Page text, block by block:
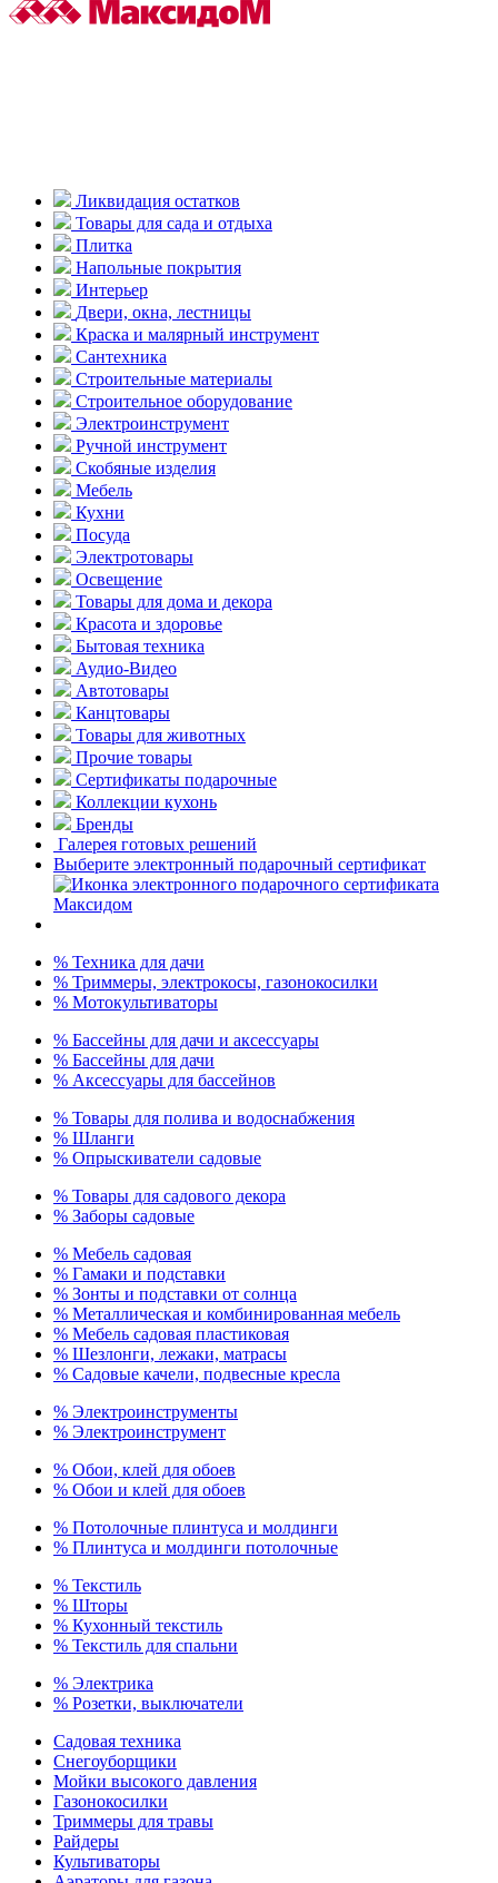
Ликвидация остатков
Товары для сада и отдыха
Плитка
Напольные покрытия
Интерьер
Двери, окна, лестницы
Краска и малярный инструмент
Сантехника
Строительные материалы
Строительное оборудование
Электроинструмент
Ручной инструмент
Скобяные изделия
Мебель
Кухни
Посуда
Электротовары
Освещение
Товары для дома и декора
Красота и здоровье
Бытовая техника
Аудио-Видео
Автотовары
Канцтовары
Товары для животных
Прочие товары
Сертификаты подарочные
Коллекции кухонь
Бренды
Галерея готовых решений
Выберите электронный подарочный сертификат
% Техника для дачи
% Триммеры, электрокосы, газонокосилки
% Мотокультиваторы
% Бассейны для дачи и аксессуары
% Бассейны для дачи
% Аксессуары для бассейнов
% Товары для полива и водоснабжения
% Шланги
% Опрыскиватели садовые
% Товары для садового декора
% Заборы садовые
% Мебель садовая
% Гамаки и подставки
% Зонты и подставки от солнца
% Металлическая и комбинированная мебель
% Мебель садовая пластиковая
% Шезлонги, лежаки, матрасы
% Садовые качели, подвесные кресла
% Электроинструменты
% Электроинструмент
% Обои, клей для обоев
% Обои и клей для обоев
% Потолочные плинтуса и молдинги
% Плинтуса и молдинги потолочные
% Текстиль
% Шторы
% Кухонный текстиль
% Текстиль для спальни
% Электрика
% Розетки, выключатели
Садовая техника
Снегоуборщики
Мойки высокого давления
Газонокосилки
Триммеры для травы
Райдеры
Культиваторы